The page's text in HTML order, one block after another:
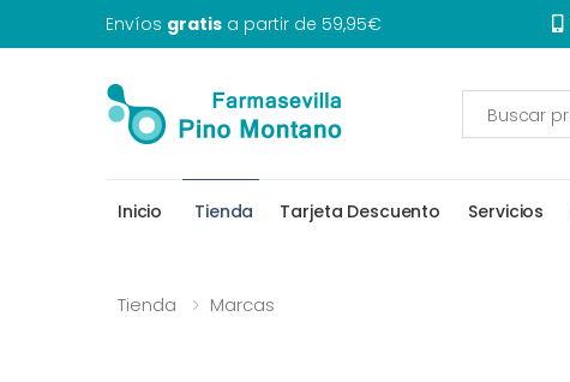
Envíos gratis a partir de 59,95€
Inicio Tienda Tarjeta Descuento Servicios
Tienda Marcas